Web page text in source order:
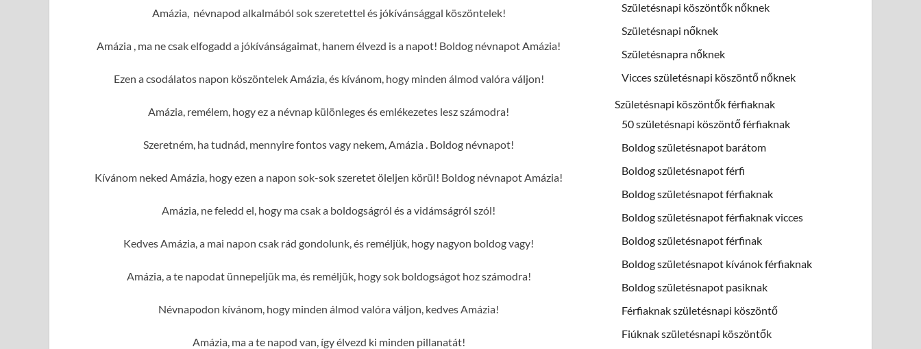
Amázia, névnapod alkalmából sok szeretettel és jókívánsággal köszöntelek!
Amázia , ma ne csak elfogadd a jókívánságaimat, hanem élvezd is a napot! Boldog névnapot Amázia!
Ezen a csodálatos napon köszöntelek Amázia, és kívánom, hogy minden álmod valóra váljon!
Amázia, remélem, hogy ez a névnap különleges és emlékezetes lesz számodra!
Szeretném, ha tudnád, mennyire fontos vagy nekem, Amázia . Boldog névnapot!
Kívánom neked Amázia, hogy ezen a napon sok-sok szeretet öleljen körül! Boldog névnapot Amázia!
Amázia, ne feledd el, hogy ma csak a boldogságról és a vidámságról szól!
Kedves Amázia, a mai napon csak rád gondolunk, és reméljük, hogy nagyon boldog vagy!
Amázia, a te napodat ünnepeljük ma, és reméljük, hogy sok boldogságot hoz számodra!
Névnapodon kívánom, hogy minden álmod valóra váljon, kedves Amázia!
Amázia, ma a te napod van, így élvezd ki minden pillanatát!
Születésnapi köszöntők nőknek
Születésnapi nőknek
Születésnapra nőknek
Vicces születésnapi köszöntő nőknek
Születésnapi köszöntők férfiaknak
50 születésnapi köszöntő férfiaknak
Boldog születésnapot barátom
Boldog születésnapot férfi
Boldog születésnapot férfiaknak
Boldog születésnapot férfiaknak vicces
Boldog születésnapot férfinak
Boldog születésnapot kívánok férfiaknak
Boldog születésnapot pasiknak
Férfiaknak születésnapi köszöntő
Fiúknak születésnapi köszöntők